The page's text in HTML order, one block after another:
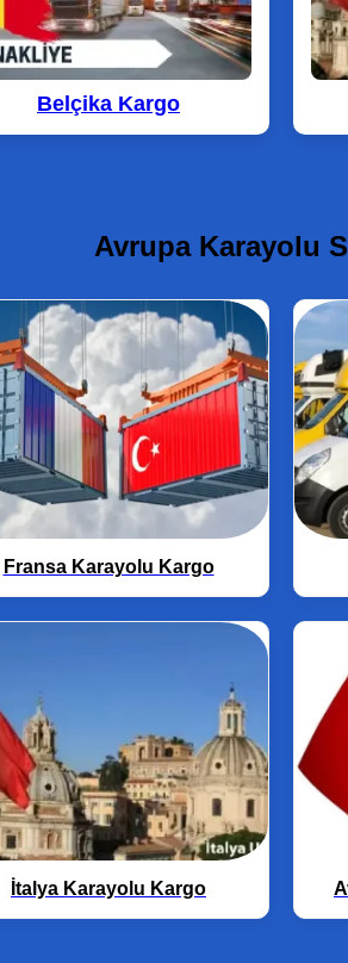
Belçika Kargo
Avrupa Karayolu
Fransa Karayolu Kargo
İtalya Karayolu Kargo